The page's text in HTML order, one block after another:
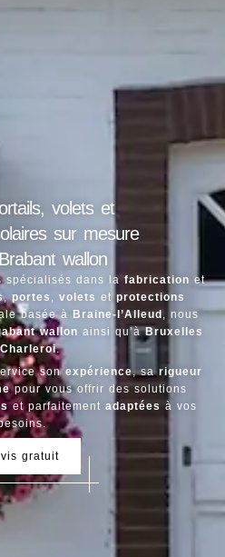
volets et
sur mesure
wallon
spécialisés dans la fabrication et
,portes , volets et protections
basée à Braine-l’Alleud , nous
wallon ainsi qu’àBruxelles
Charleroi.
sonexpérience, sarigueur
pour vous offrir des solutions
et parfaitement adaptées à vos
gratuit